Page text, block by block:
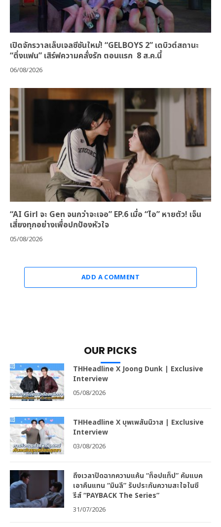
เปิดจักรวาลเล็บเจลซีซันใหม่! “GELBOYS 2” เดบิวต์สถานะ
“ติ่งแฟน” เสิร์ฟความคลั่งรัก ตอนแรก 8 ส.ค.นี้
06/08/2026
“AI Girl จะ Gen จนกว่าจะเจอ” EP.6 เมื่อ “ไอ” หายตัว! เจ็น
เสี่ยงทุกอย่างเพื่อปกป้องหัวใจ
05/08/2026
ADD A COMMENT
OUR PICKS
THHeadline X Joong Dunk | Exclusive
Interview
05/08/2026
THHeadline X บุพเพสันนิวาส | Exclusive
Interview
03/08/2026
ถึงเวลาปิดฉากความแค้น “ท็อปแท็ป” คัมแบค
เอาคืนแทน “มินลี” รับประกันความสะใจในซี
รีส์ “PAYBACK The Series”
31/07/2026